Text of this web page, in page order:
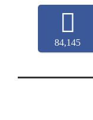
84,145